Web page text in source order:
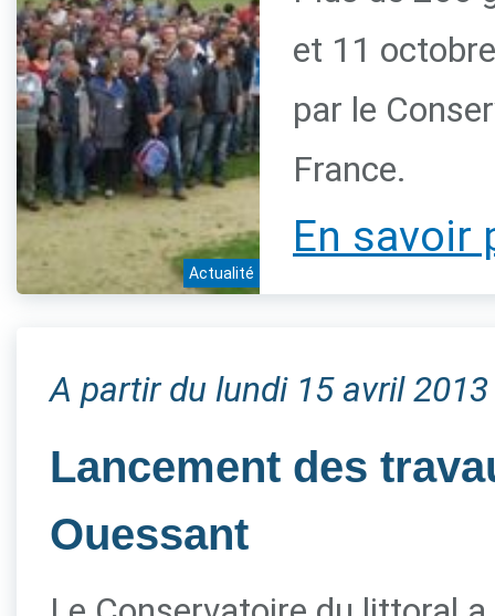
Actualité
et 11
par le
France.
En savoir
A partir du lundi 15 avril 2013
Lancement des
Ouessant